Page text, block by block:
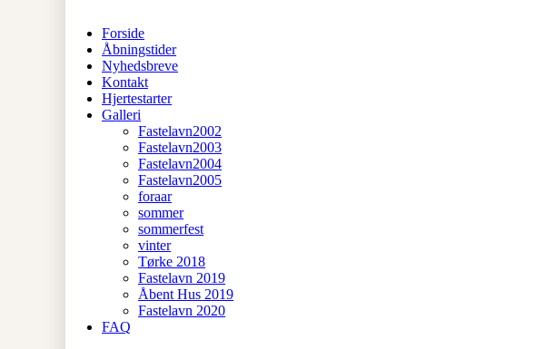
Forside
Åbningstider
Nyhedsbreve
Kontakt
Hjertestarter
Galleri
Fastelavn2002
Fastelavn2003
Fastelavn2004
Fastelavn2005
foraar
sommer
sommerfest
vinter
Tørke 2018
Fastelavn 2019
Åbent Hus 2019
Fastelavn 2020
FAQ